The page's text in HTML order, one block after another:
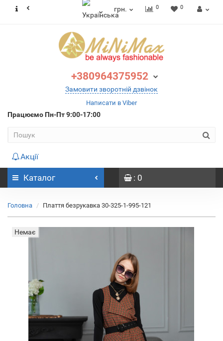
грн. 0 0
+380964375952
Замовити зворотній дзвінок
Написати в Viber
Працюємо Пн-Пт 9:00-17:00
Акції
Каталог : 0
Головна Плаття безрукавка 30-325-1-995-121
Немає